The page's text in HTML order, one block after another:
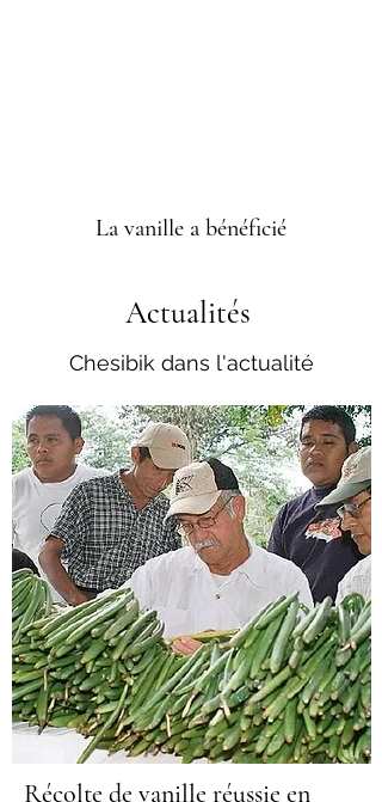
La vanille a bénéficié
Actualités
Chesibik dans l'actualité
Récolte de vanille réussie en